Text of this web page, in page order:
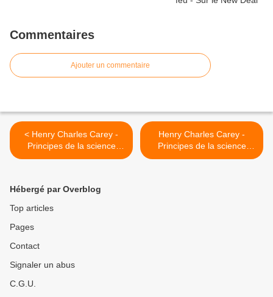
Commentaires
Ajouter un commentaire
< Henry Charles Carey -
Principes de la science
sociale - Tome I - Chapitre
Henry Charles Carey -
Principes de la science
sociale - Tome I - Chapitre
Hébergé par Overblog
Top articles
Pages
Contact
Signaler un abus
C.G.U.